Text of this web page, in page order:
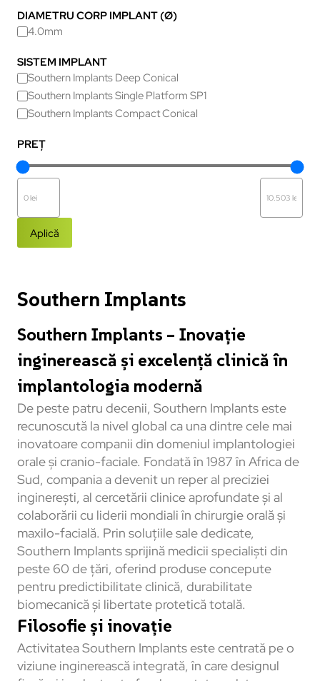
DIAMETRU CORP IMPLANT (Ø)
4.0mm
SISTEM IMPLANT
Southern Implants Deep Conical
Southern Implants Single Platform SP1
Southern Implants Compact Conical
PREȚ
Aplică
Southern Implants
Southern Implants – Inovație
inginerească și excelență clinică în
implantologia modernă
De peste patru decenii, Southern Implants este
recunoscută la nivel global ca una dintre cele mai
inovatoare companii din domeniul implantologiei
orale și cranio-faciale. Fondată în 1987 în Africa de
Sud, compania a devenit un reper al preciziei
inginerești, al cercetării clinice aprofundate și al
colaborării cu liderii mondiali în chirurgie orală și
maxilo-facială. Prin soluțiile sale dedicate,
Southern Implants sprijină medicii specialiști din
peste 60 de țări, oferind produse concepute
pentru predictibilitate clinică, durabilitate
biomecanică și libertate protetică totală.
Filosofie și inovație
Activitatea Southern Implants este centrată pe o
viziune inginerească integrată, în care designul